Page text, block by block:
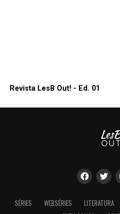
Revista LesB Out! - Ed. 01
SÉRIES WEBSÉRIES LITERATURA